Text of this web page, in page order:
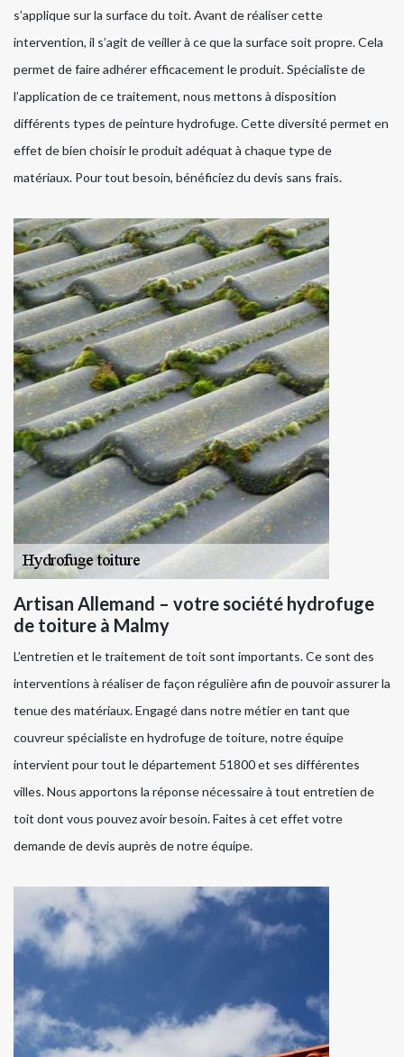
s’applique sur la surface du toit. Avant de réaliser cette
intervention, il s’agit de veiller à ce que la surface soit propre. Cela
permet de faire adhérer efficacement le produit. Spécialiste de
l’application de ce traitement, nous mettons à disposition
différents types de peinture hydrofuge. Cette diversité permet en
effet de bien choisir le produit adéquat à chaque type de
matériaux. Pour tout besoin, bénéficiez du devis sans frais.
Artisan Allemand – votre société hydrofuge
de toiture à Malmy
L’entretien et le traitement de toit sont importants. Ce sont des
interventions à réaliser de façon régulière afin de pouvoir assurer la
tenue des matériaux. Engagé dans notre métier en tant que
couvreur spécialiste en hydrofuge de toiture, notre équipe
intervient pour tout le département 51800 et ses différentes
villes. Nous apportons la réponse nécessaire à tout entretien de
toit dont vous pouvez avoir besoin. Faites à cet effet votre
demande de devis auprès de notre équipe.